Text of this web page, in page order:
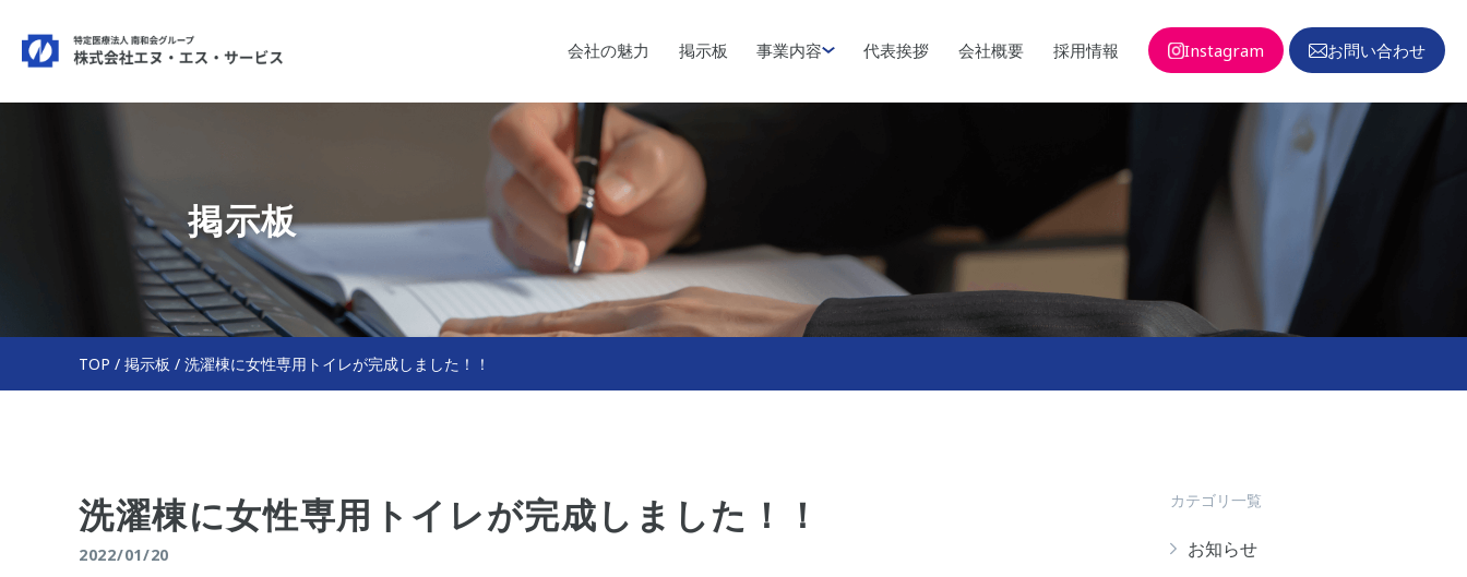
会社の魅力 掲示板 事業内容 代表挨拶 会社概要 採用情報 Instagram お問い合わせ
掲示板
TOP / 掲示板 / 洗濯棟に女性専用トイレが完成しました！！
洗濯棟に女性専用トイレが完成しました！！
2022/01/20
カテゴリ一覧
お知らせ